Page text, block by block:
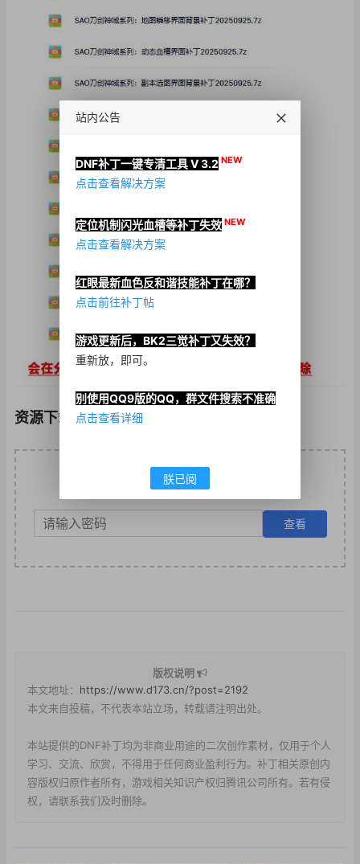
资源下载
此部分为隐藏内容，请输入密码后查看
版权说明
本文地址： https://www.d173.cn/?post=2192
本文来自投稿，不代表本站立场，转载请注明出处。
本站提供的DNF补丁均为非商业用途的二次创作素材，仅用于个人
学习、交流、欣赏，不得用于任何商业盈利行为。补丁相关原创内
容版权归原作者所有，游戏相关知识产权归腾讯公司所有。若有侵
权，请联系我们及时删除。
站内公告
DNF补丁一键专清工具 V 3.2 NEW
点击查看解决方案
定位机制闪光血槽等补丁失效 NEW
点击查看解决方案
红眼最新血色反和谐技能补丁在哪？
点击前往补丁帖
游戏更新后，BK2三觉补丁又失效？
重新放，即可。
别使用QQ9版的QQ，群文件搜索不准确
点击查看详细
朕已阅